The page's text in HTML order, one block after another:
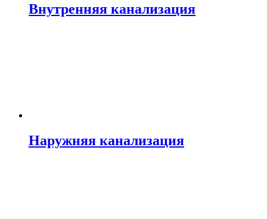
Внутренняя канализация
Наружняя канализация